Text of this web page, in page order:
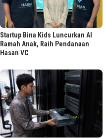
Startup Bina Kids Luncurkan AI
Ramah Anak, Raih Pendanaan
Hasan VC